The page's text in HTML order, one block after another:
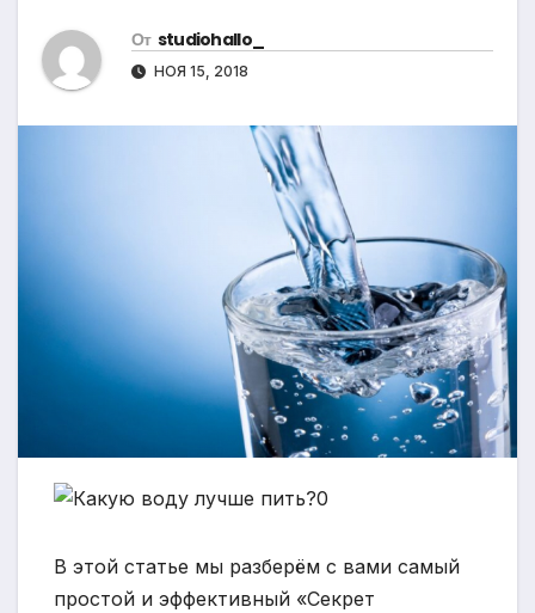
От studiohallo_
НОЯ 15, 2018
В этой статье мы разберём с вами самый
простой и эффективный «Секрет